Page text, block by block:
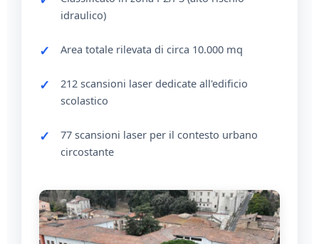
idraulico)
Area totale rilevata di circa 10.000 mq
212 scansioni laser dedicate all'edificio
scolastico
77 scansioni laser per il contesto urbano
circostante